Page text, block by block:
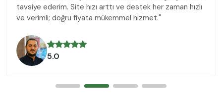
tavsiye ederim. Site hızı arttı ve destek her zaman hızlı
ve verimli; doğru fiyata mükemmel hizmet."
5.0